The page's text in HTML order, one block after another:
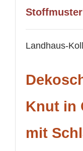
Landhaus-
Knut in
mit